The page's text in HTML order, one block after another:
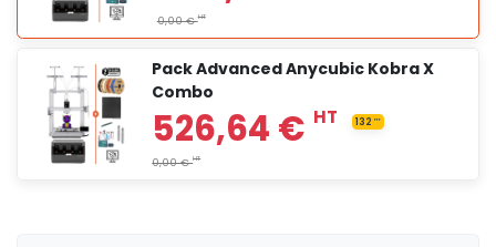
0,00 €
336,09 €
Pack Advanced Anycubic Kobra X
Combo